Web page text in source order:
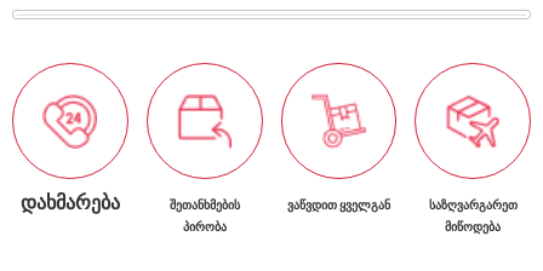
ᲓᲐᲮᲛᲐᲠᲔᲑᲐ
ᲨᲔᲗᲐᲜᲮᲛᲔᲑᲘᲡ
ᲞᲘᲠᲝᲑᲐ
ᲕᲐᲬᲕᲓᲘᲗ ᲧᲕᲔᲚᲒᲐᲜ
ᲡᲐᲖᲦᲕᲐᲠᲒᲐᲠᲔᲗ
ᲛᲘᲬᲝᲓᲔᲑᲐ